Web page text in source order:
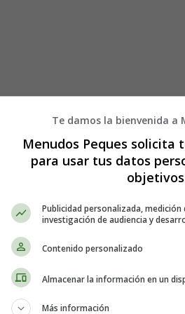
Infantil y Ejercicios Primaria,
-
Seguir los trazos
Te damos la bienvenida a
Menudos Peques solicita
para usar tus datos
Publicidad personalizada,
investigación de audiencia y
Contenido personalizado
Almacenar la información en un
Más información